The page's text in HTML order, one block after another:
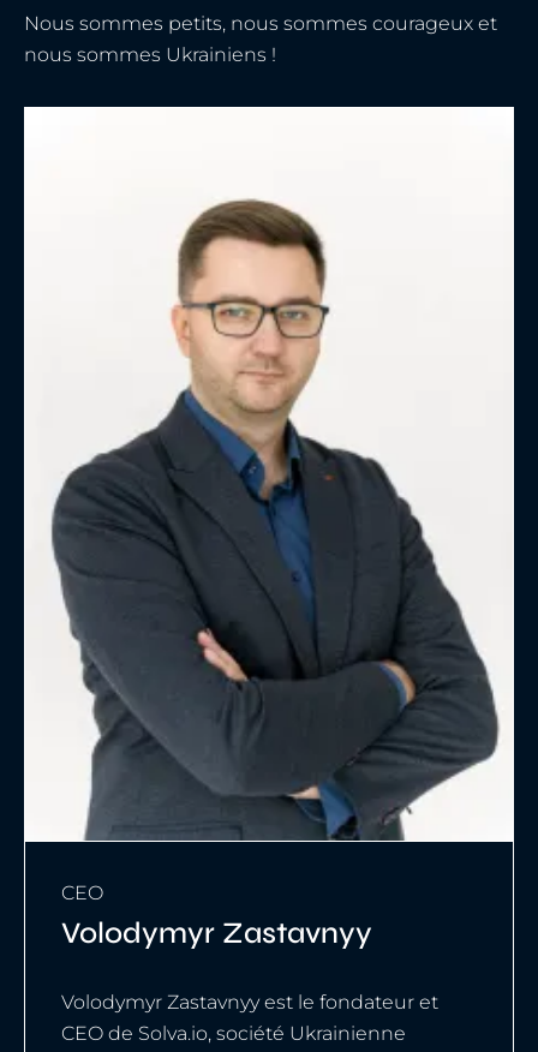
Nous sommes petits, nous sommes courageux et
nous sommes Ukrainiens !
CEO
Volodymyr Zastavnyy
Volodymyr Zastavnyy est le fondateur et
CEO de Solva.io, société Ukrainienne